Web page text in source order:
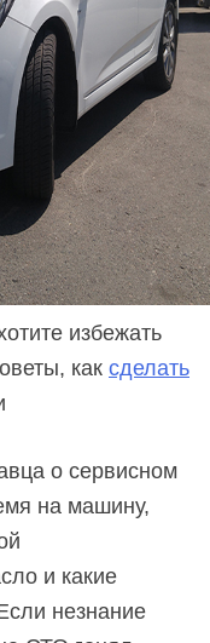
избежать
как сделать
о сервисном
на машину,
и какие
незнание